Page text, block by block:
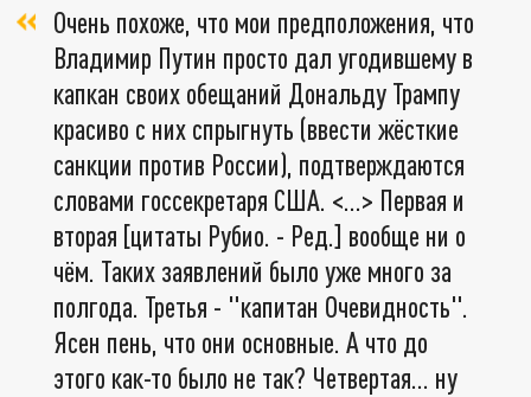
Очень похоже, что мои предположения, что
Владимир Путин просто дал угодившему в
капкан своих обещаний Дональду Трампу
красиво с них спрыгнуть (ввести жёсткие
санкции против России), подтверждаются
словами госсекретаря США. <…> Первая и
вторая [цитаты Рубио. - Ред.] вообще ни о
чём. Таких заявлений было уже много за
полгода. Третья - "капитан Очевидность".
Ясен пень, что они основные. А что до
этого как-то было не так? Четвертая… ну